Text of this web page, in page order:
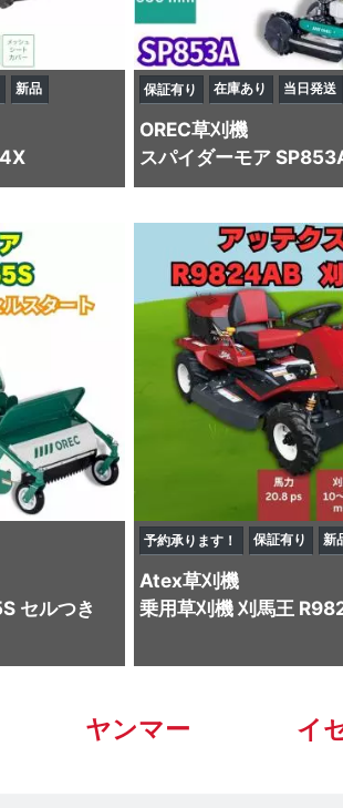
新品 保証有り 在庫あり 当日発送
OREC草刈機
スパイダーモア
セルつき
予約承ります！ 保証有り 新
Atex草刈機
乗用草刈機 刈馬王
ヤンマー イ